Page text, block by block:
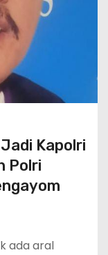
Kapolri
Polri
ada aral